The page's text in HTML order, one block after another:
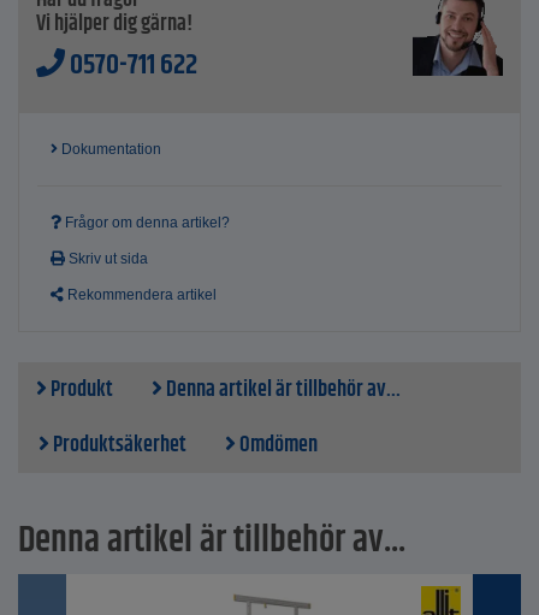
Vi hjälper dig gärna!
0570-711 622
Dokumentation
Frågor om denna artikel?
Skriv ut sida
Rekommendera artikel
Produkt
Denna artikel är tillbehör av...
Produktsäkerhet
Omdömen
Denna artikel är tillbehör av...